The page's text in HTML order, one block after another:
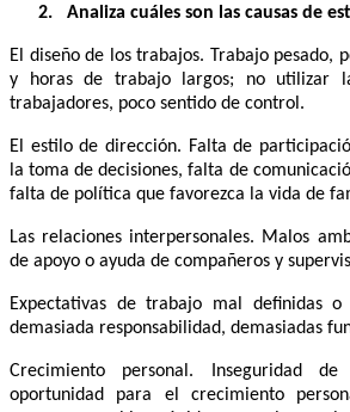
2. Analiza cuáles son las causas de
El diseño de los trabajos. Trabajo pesado,
y horas de trabajo largos; no utilizar
trabajadores, poco sentido de control.
El estilo de dirección. Falta de
la toma de decisiones, falta de
falta de política que favorezca la vida de
Las relaciones interpersonales. Malos
de apoyo o ayuda de compañeros y
Expectativas de trabajo mal definidas
demasiada responsabilidad, demasiadas
Crecimiento personal. Inseguridad
oportunidad para el crecimiento